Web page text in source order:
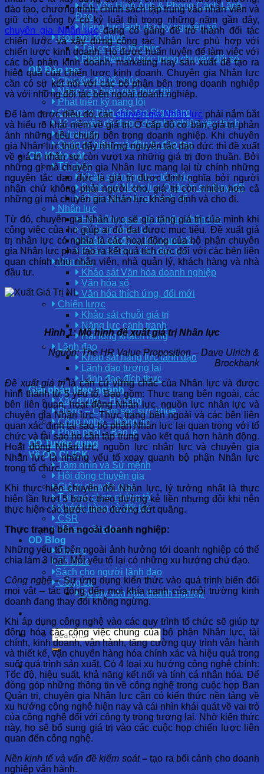
Cố Vấn Hình Ảnh & Phong Cách Lãnh
Đạo
Năng lực lãnh đạo kỷ nguyên số
Đổi mới tổ chức
Tái cơ cấu tổ chức
Phát triển tổ chức trong chuyển đổi số
OD Đào tạo
Chuyển đổi tổ chức
Nâng cao hiệu quả thực thi
Phát triển kỹ năng lõi
Chương trình đào tạo Signature
12 chuyên đề được doanh nghiệp yêu thích
E-training
Quản trị hiệu quả đầu tư đào tạo
OD Khảo sát
Tổ chức
Khảo sát năng lực tổ chức
Đánh giá Năng lực Quản trị sự thay đổi
Khảo sát trưởng thành số
Nhân lực
Hệ thống quản trị nguồn nhân lực
Quản trị nhân tài
Khảo sát động lực cam kết
Khảo sát nhu cầu đào tạo
Văn hóa
Khảo sát Văn hóa doanh nghiệp
Văn hóa số
Văn hóa thích ứng, đổi mới
Chiến lược
Khảo sát chuỗi giá trị
Năng lực cạnh tranh
Hài lòng khách hàng
Lãnh đạo
Khảo sát năng lực lãnh đạo
Lãnh đạo tương lai
Lãnh đạo đích thực
Giải pháp theo ngành
Xây dựng – Hạ tầng
Dược – Chăm sóc sức khỏe
Công nghệ – thông tin
Phân phối – Bán lẻ
OD Tuyển dụng
Về OD CLICK
Tầm nhìn và Sứ mệnh
Hội đồng chuyên gia
Giá trị chuyển giao
Tại sao chọn chúng tôi
Khách hàng và đối tác
CSR
Hồ sơ năng lực
OD Blog
Tin tức
Tri thức
Sách cho người lãnh đạo
Công cụ
Sổ tay văn hóa doanh nghiệp
đào tạo, chương trình, chính sách tập trung vào nhân viên và
giữ cho công ty có kỷ luật thì trong những năm gần đây,
chuyên gia Nhân lựcđang cố gắng để trở thành đối tác
chiến lược và xây dựng công tác Nhân lực phù hợp với
chiến lược kinh doanh. Họ được huấn luyện để làm việc với
các bộ phận kinh doanh, marketing hay sản xuất để tạo ra
hiệu quả của chiến lược kinh doanh. Chuyên gia Nhân lực
cần có sự kết nối với các bộ phận bên trong doanh nghiệp
và với những đối tác bên ngoài doanh nghiệp.
Để làm được điều đó, cácchuyên gia Nhân lực phải nắm bắt
và hiểu rõ khái niệm về giá trị. Ở cấp độ cơ bản, giá trị phản
ánh những tiêu chuẩn bên trong doanh nghiệp. Khi chuyên
gia Nhân lực thúc đẩy những nguyên tắc đạo đức thì đề xuất
về giá trị nhân sự còn vượt xa những giá trị đơn thuần. Bởi
những gì mà chuyên gia Nhân lực mang lại từ chính những
nguyên tắc đạo đức là giá trị được định nghĩa bởi người
nhận chứ không phải người cho, giá trị còn nhiều hơn cả
những gì mà chuyên gia Nhân lực khẳng định và cho đi.
Từ đó, chuyên gia Nhân lực sẽ gia tăng giá trị của mình khi
công việc của họ giúp ai đó đạt được mục tiêu. Đề xuất giá
trị nhân lực có nghĩa là các hoạt động của bộ phận chuyên
gia Nhân lực phải tạo ra kết quả tích cực đối với các bên liên
quan chính như nhân viên, nhà quản lý, khách hàng và nhà
đầu tư.
Hình 1: Mô hình đề xuất giá trị Nhân lực
Nguồn: The HR Value Proposition – Dave Ulrich &
Brockbank
Đề xuất giá trịlà căn cứ vững chắc của Nhân lực và được
hình thành từ 5 yếu tố. Bao gồm: Thực trạng bên ngoài, các
bên liên quan, hoạt động Nhân lực, nguồn lực nhân lực và
chuyên gia Nhân lực. Thực trạng bên ngoài và các bên liên
quan xác định tại sao bộ phận Nhân lực lại quan trọng với tổ
chức và tại sao họ cần tập trung vào kết quả hơn hành động.
Hoạt động Nhân lực, nguồn lực nhân lực và chuyên gia
Nhân lực là những yếu tố xoay quanh bộ phận Nhân lực
trong tổ chức.
Khi thực hiện chuyển đổi Nhân lực, lý tưởng nhất là thực
hiện lần lượt 5 bước theo đường kẻ liền nhưng đôi khi nên
thực hiện các bước theo đường đứt quãng.
Thực trạng bên ngoài doanh nghiệp:
Những yếu tố bên ngoài ảnh hưởng tới doanh nghiệp có thể
chia làm 3 loại. Mỗi yếu tố lại có những xu hướng chủ đạo.
Công nghệ–Sự ứng dụng kiến thức vào quá trình biến đổi
mọi vật – tác động đến mọi khía cạnh của môi trường kinh
doanh đang thay đổi không ngừng.
Khi áp dụng công nghệ vào các quy trình tổ chức sẽ giúp tự
động hóa các công việc chung của bộ phận Nhân lực, tài
chính, kinh doanh, vận hành, tăng cường quy trình vận hành
và thiết kế, vận chuyển hàng hóa chính xác và hiệu quả trong
suốt quá trình sản xuất. Có 4 loại xu hướng công nghệ chính:
Tốc độ, hiệu suất, khả năng kết nối và tính cá nhân hóa. Để
đóng góp những thông tin về công nghệ trong cuộc họp Ban
Quản trị, chuyên gia Nhân lực cần có kiến thức nền tảng về
xu hướng công nghệ hiện nay và cái nhìn khái quát về vai trò
của công nghệ đối với công ty trong tương lai. Nhờ kiến thức
này, họ sẽ bổ sung giá trị vào các cuộc họp chiến lược liên
quan đến công nghệ.
Nền kinh tế và vấn đề kiểm soát–tạo ra bối cảnh cho doanh
nghiệp vận hành.